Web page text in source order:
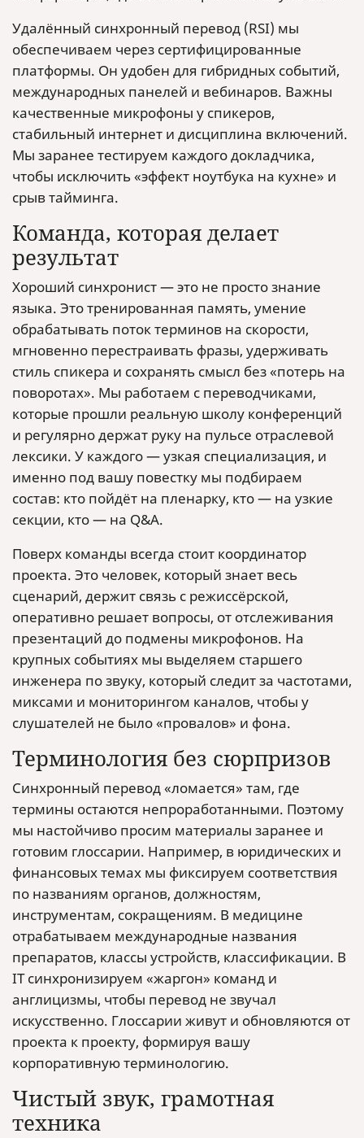
Удалённый синхронный перевод (RSI) мы
обеспечиваем через сертифицированные
платформы. Он удобен для гибридных событий,
международных панелей и вебинаров. Важны
качественные микрофоны у спикеров,
стабильный интернет и дисциплина включений.
Мы заранее тестируем каждого докладчика,
чтобы исключить «эффект ноутбука на кухне» и
срыв тайминга.
Команда, которая делает
результат
Хороший синхронист — это не просто знание
языка. Это тренированная память, умение
обрабатывать поток терминов на скорости,
мгновенно перестраивать фразы, удерживать
стиль спикера и сохранять смысл без «потерь на
поворотах». Мы работаем с переводчиками,
которые прошли реальную школу конференций
и регулярно держат руку на пульсе отраслевой
лексики. У каждого — узкая специализация, и
именно под вашу повестку мы подбираем
состав: кто пойдёт на пленарку, кто — на узкие
секции, кто — на Q&A.
Поверх команды всегда стоит координатор
проекта. Это человек, который знает весь
сценарий, держит связь с режиссёрской,
оперативно решает вопросы, от отслеживания
презентаций до подмены микрофонов. На
крупных событиях мы выделяем старшего
инженера по звуку, который следит за частотами,
миксами и мониторингом каналов, чтобы у
слушателей не было «провалов» и фона.
Терминология без сюрпризов
Синхронный перевод «ломается» там, где
термины остаются непроработанными. Поэтому
мы настойчиво просим материалы заранее и
готовим глоссарии. Например, в юридических и
финансовых темах мы фиксируем соответствия
по названиям органов, должностям,
инструментам, сокращениям. В медицине
отрабатываем международные названия
препаратов, классы устройств, классификации. В
IT синхронизируем «жаргон» команд и
англицизмы, чтобы перевод не звучал
искусственно. Глоссарии живут и обновляются от
проекта к проекту, формируя вашу
корпоративную терминологию.
Чистый звук, грамотная
техника